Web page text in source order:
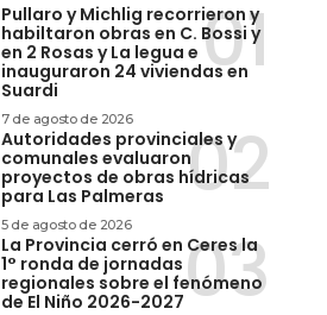
Pullaro y Michlig recorrieron y
habiltaron obras en C. Bossi y
en 2 Rosas y La legua e
inauguraron 24 viviendas en
Suardi
7 de agosto de 2026
Autoridades provinciales y
comunales evaluaron
proyectos de obras hídricas
para Las Palmeras
5 de agosto de 2026
La Provincia cerró en Ceres la
1° ronda de jornadas
regionales sobre el fenómeno
de El Niño 2026-2027